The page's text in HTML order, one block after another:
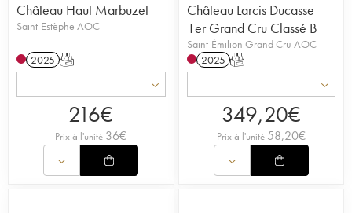
Château Haut Marbuzet
Saint-Estèphe AOC
2025 T
216€
Prix à l'unité 36€
Château Larcis Ducasse
1er Grand Cru Classé B
Saint-Émilion Grand Cru AOC
2025 T
349,20€
Prix à l'unité 58,20€